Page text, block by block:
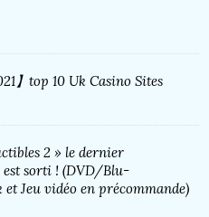
】top 10 Uk Casino Sites
2 » le dernier
sorti ! (DVD/Blu-
Jeu vidéo en précommande)